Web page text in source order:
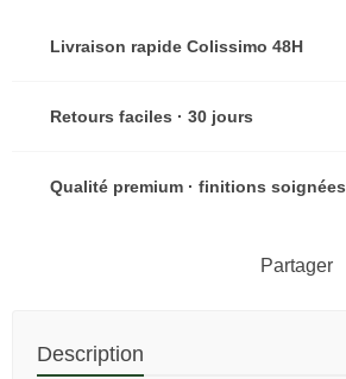
Livraison rapide Colissimo 48H
Retours faciles · 30 jours
Qualité premium · finitions soignées
Partager
Description